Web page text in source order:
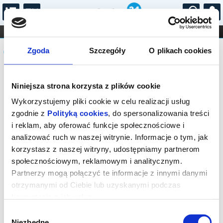
Zgoda Szczegóły O plikach cookies
Niniejsza strona korzysta z plików cookie
Wykorzystujemy pliki cookie w celu realizacji usług
zgodnie z Polityką cookies, do spersonalizowania treści
i reklam, aby oferować funkcje społecznościowe i
analizować ruch w naszej witrynie. Informacje o tym, jak
korzystasz z naszej witryny, udostępniamy partnerom
społecznościowym, reklamowym i analitycznym.
Partnerzy mogą połączyć te informacje z innymi danymi
otrzymanymi od Ciebie lub uzyskanymi podczas
...
FILHARMONIA OPERA I BALET
STAND-UP
DLA DZIECI
Komunikat
Sprzedaż biletów on-line na wydarzenie
została zakończona.